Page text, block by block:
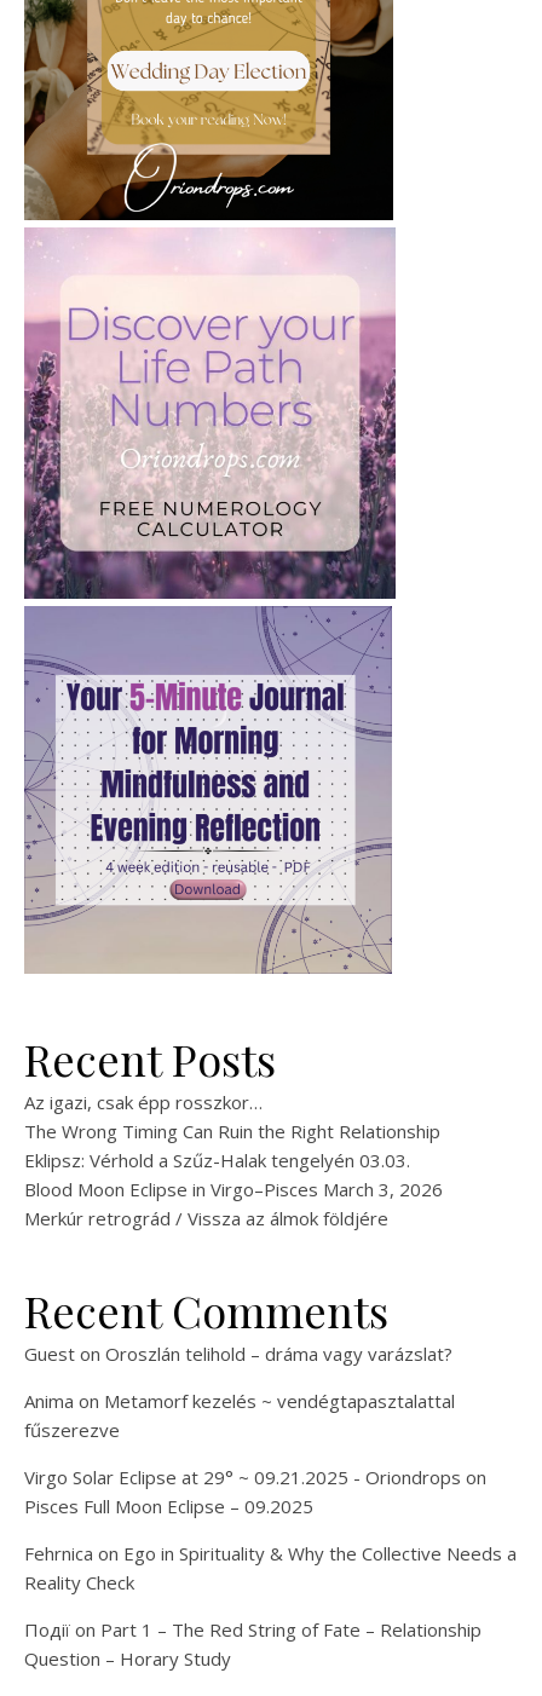
Recent Posts
Az igazi, csak épp rosszkor…
The Wrong Timing Can Ruin the Right Relationship
Eklipsz: Vérhold a Szűz-Halak tengelyén 03.03.
Blood Moon Eclipse in Virgo–Pisces March 3, 2026
Merkúr retrográd / Vissza az álmok földjére
Recent Comments
Guest on Oroszlán telihold – dráma vagy varázslat?
Anima on Metamorf kezelés ~ vendégtapasztalattal
fűszerezve
Virgo Solar Eclipse at 29° ~ 09.21.2025 - Oriondrops on
Pisces Full Moon Eclipse – 09.2025
Fehrnica on Ego in Spirituality & Why the Collective Needs a
Reality Check
Події on Part 1 – The Red String of Fate – Relationship
Question – Horary Study